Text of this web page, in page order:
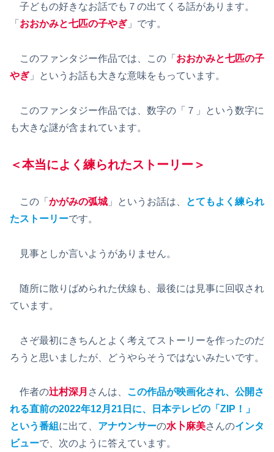
子どもの好きなお話でも７の出てくる話があります。
「 おおかみと七匹の子やぎ 」です。
このファンタジー作品では、この「 おおかみと七匹の子
やぎ 」というお話も大きな意味をもっています。
このファンタジー作品では、数字の「７」という数字に
も大きな謎が含まれています。
＜本当によく練られたストーリー＞
この「 かがみの弧城 」というお話は、
とてもよく練られ
たストーリーです。
見事としか言いようがありません。
随所に散りばめられた伏線も、最後には見事に回収され
ています。
さぞ最初にきちんとよく考えてストーリーを作ったのだ
ろうと思いましたが、どうやらそうではないみたいです。
作者の辻村深月 さんは、 この作品が映画化され、公開さ
れる直前の2022年12月21日に、日本テレビの「ZIP！」
という番組 に出て、 アナウンサーの水卜麻美さんのインタ
ビューで、次のように答えています。